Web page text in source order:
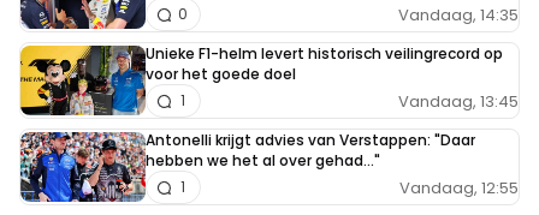
Vandaag, 14:35
0
Unieke F1-helm levert historisch veilingrecord op
voor het goede doel
Vandaag, 13:45
1
Antonelli krijgt advies van Verstappen: "Daar
hebben we het al over gehad..."
Vandaag, 12:55
1